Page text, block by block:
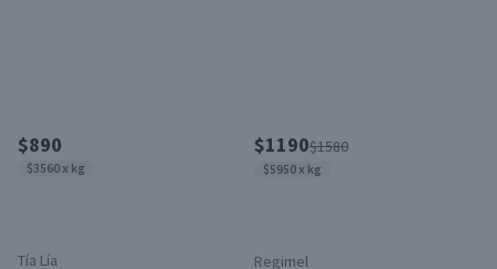
$890
$3560 x kg
Tía Lía
$1190$1580
$5950 x kg
Regimel